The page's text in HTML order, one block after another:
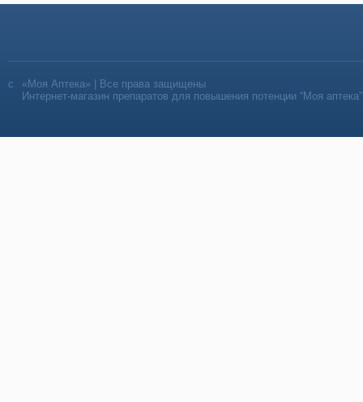
«Моя Аптека» | Все права защищены
Интернет-магазин препаратов для повышения потенции “Моя